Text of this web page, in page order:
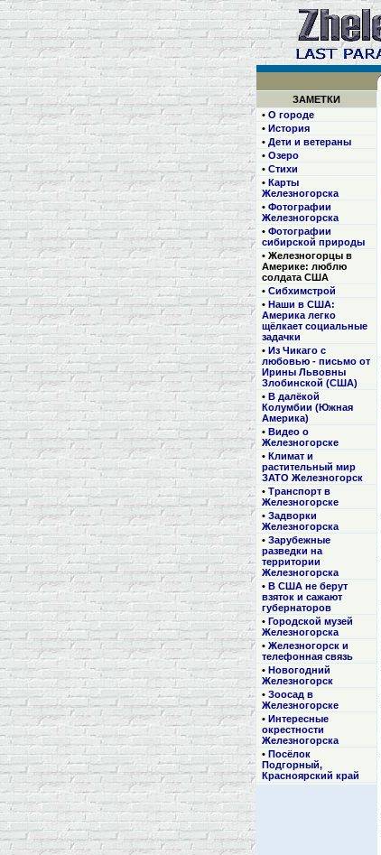
ЗАМЕТКИ
• О городе
• История
• Дети и ветераны
• Озеро
• Стихи
• Карты
Железногорска
• Фотографии
Железногорска
• Фотографии
сибирской природы
• Железногорцы в
Америке: люблю
солдата США
• Сибхимстрой
• Наши в США:
Америка легко
щёлкает социальные
задачки
• Из Чикаго с
любовью - письмо от
Ирины Львовны
Злобинской (США)
• В далёкой
Колумбии (Южная
Америка)
• Видео о
Железногорске
• Климат и
растительный мир
ЗАТО Железногорск
• Транспорт в
Железногорске
• Задворки
Железногорска
• Зарубежные
разведки на
территории
Железногорска
• В США не берут
взяток и сажают
губернаторов
• Городской музей
Железногорска
• Железногорск и
телефонная связь
• Новогодний
Железногорск
• Зоосад в
Железногорске
• Интересные
окрестности
Железногорска
• Посёлок
Подгорный,
Красноярский край